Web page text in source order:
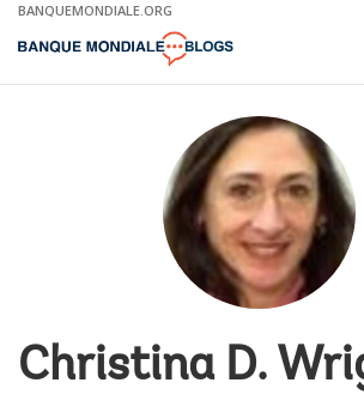
Skip
Main
BANQUEMONDIALE.ORG
Christina D.